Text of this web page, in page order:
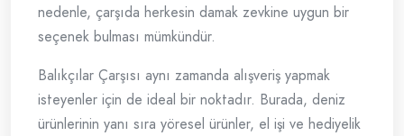
nedenle, çarşıda herkesin damak zevkine uygun bir
seçenek bulması mümkündür.
Balıkçılar Çarşısı aynı zamanda alışveriş yapmak
isteyenler için de ideal bir noktadır. Burada, deniz
ürünlerinin yanı sıra yöresel ürünler, el işi ve hediyelik